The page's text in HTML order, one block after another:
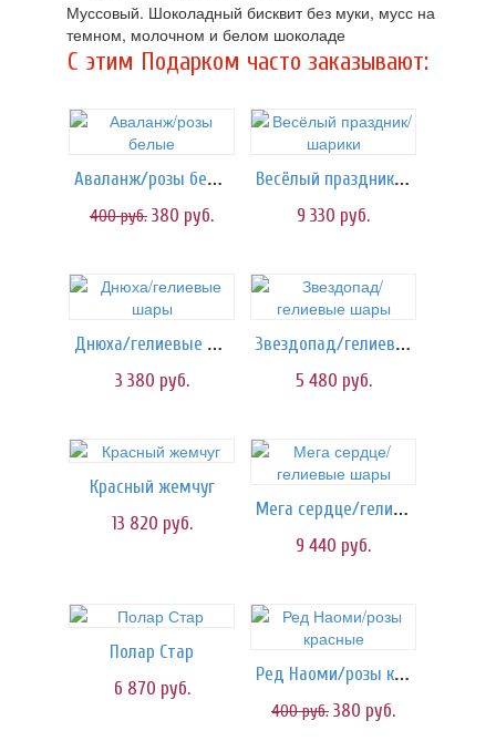
Муссовый. Шоколадный бисквит без муки, мусс на
темном, молочном и белом шоколаде
C этим Подарком часто заказывают:
Аваланж/розы белые
400руб. 380 руб.
Весёлый праздник/шарики
9 330 руб.
Днюха/гелиевые шары
3 380 руб.
Звездопад/гелиевые шары
5 480 руб.
Красный жемчуг
13 820 руб.
Мега сердце/гелиевые шары
9 440 руб.
Полар Стар
6 870 руб.
Ред Наоми/розы красные
400руб. 380 руб.